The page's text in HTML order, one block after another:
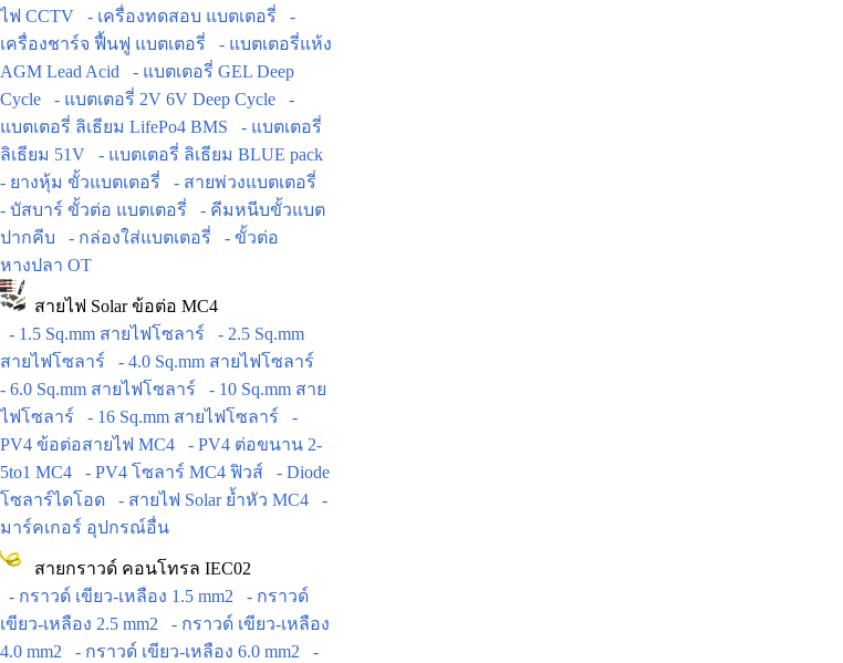
ไฟ CCTV
- เครื่องทดสอบ แบตเตอรี่
-
เครื่องชาร์จ ฟื้นฟู แบตเตอรี่
- แบตเตอรี่แห้ง
AGM Lead Acid
- แบตเตอรี่ GEL Deep
Cycle
- แบตเตอรี่ 2V 6V Deep Cycle
-
แบตเตอรี่ ลิเธียม LifePo4 BMS
- แบตเตอรี่
ลิเธียม 51V
- แบตเตอรี่ ลิเธียม BLUE pack
- ยางหุ้ม ขั้วแบตเตอรี่
- สายพ่วงแบตเตอรี่
- บัสบาร์ ขั้วต่อ แบตเตอรี่
- คีมหนีบขั้วแบต
ปากคีบ
- กล่องใส่แบตเตอรี่
- ขั้วต่อ
หางปลา OT
สายไฟ Solar ข้อต่อ MC4
- 1.5 Sq.mm สายไฟโซลาร์
- 2.5 Sq.mm
สายไฟโซลาร์
- 4.0 Sq.mm สายไฟโซลาร์
- 6.0 Sq.mm สายไฟโซลาร์
- 10 Sq.mm สาย
ไฟโซลาร์
- 16 Sq.mm สายไฟโซลาร์
-
PV4 ข้อต่อสายไฟ MC4
- PV4 ต่อขนาน 2-
5to1 MC4
- PV4 โซลาร์ MC4 ฟิวส์
- Diode
โซลาร์ไดโอด
- สายไฟ Solar ย้ำหัว MC4
-
มาร์คเกอร์ อุปกรณ์อื่น
สายกราวด์ คอนโทรล IEC02
- กราวด์ เขียว-เหลือง 1.5 mm2
- กราวด์
เขียว-เหลือง 2.5 mm2
- กราวด์ เขียว-เหลือง
4.0 mm2
- กราวด์ เขียว-เหลือง 6.0 mm2
-